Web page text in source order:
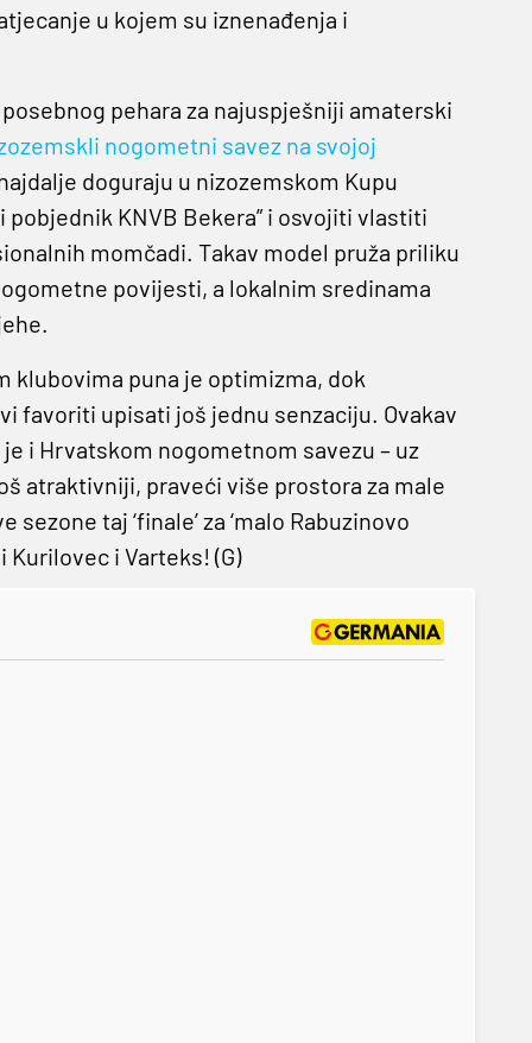
u kojem su iznenađenja i
pehara za najuspješniji amaterski
nogometni savez na svojoj
doguraju u nizozemskom Kupu
KNVB Bekera” i osvojiti vlastiti
momčadi. Takav model pruža priliku
povijesti, a lokalnim sredinama
klubovima puna je optimizma, dok
favoriti upisati još jednu senzaciju. Ovakav
i Hrvatskom nogometnom savezu – uz
atraktivniji, praveći više prostora za male
taj ‘finale’ za ‘malo Rabuzinovo
Kurilovec i Varteks! (G)